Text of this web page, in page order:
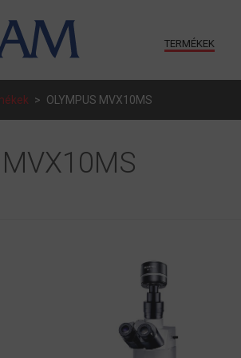
TERMÉKEK
> OLYMPUS MVX10MS